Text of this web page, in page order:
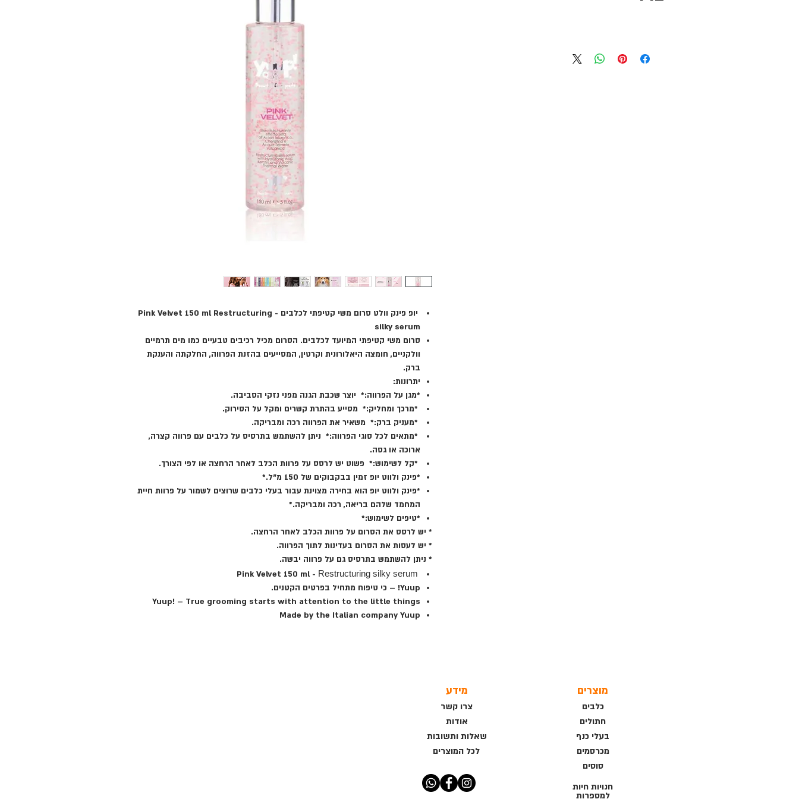
יופ פינק וולט סרום משי קטיפתי לכלבים - Pink Velvet 150 ml Restructuring
silky serum
סרום משי קטיפתי המיועד לכלבים. הסרום מכיל רכיבים טבעיים כמו מים תרמיים
וולקניים, חומצה היאלורונית וקרטין, המסייעים בהזנת הפרווה, החלקתה והענקת
ברק.
יתרונות:
*מגן על הפרווה:* יוצר שכבת הגנה מפני נזקי הסביבה.
*מרכך ומחליק:* מסייע בהתרת קשרים ומקל על הסירוק.
*מעניק ברק:* משאיר את הפרווה רכה ומבריקה.
*מתאים לכל סוגי הפרווה:* ניתן להשתמש בתרסיס על כלבים עם פרווה קצרה,
ארוכה או גסה.
*קל לשימוש:* פשוט יש לרסס על פרוות הכלב לאחר הרחצה או לפי הצורך.
*פינק ולווט יופ זמין בבקבוקים של 150 מ"ל.*
*פינק ולווט יופ הוא בחירה מצוינת עבור בעלי כלבים שרוצים לשמור על פרוות חיית
המחמד שלהם בריאה, רכה ומבריקה.*
*טיפים לשימוש:*
* יש לרסס את הסרום על פרוות הכלב לאחר הרחצה.
* יש לעסות את הסרום בעדינות לתוך הפרווה.
* ניתן להשתמש בתרסיס גם על פרווה יבשה.
Restructuring silky serum
Yuup! – כי טיפוח מתחיל בפרטים הקטנים.
Yuup! – True grooming starts with attention to the little things
Made by the Italian company Yuup
מידע
אודות
שאלות ותשובות
צרו קשר
לכל המוצרים
מוצרים
כלבים
חתולים
בעלי כנף
מכרסמים
סוסים
חנויות חיות
למספרות